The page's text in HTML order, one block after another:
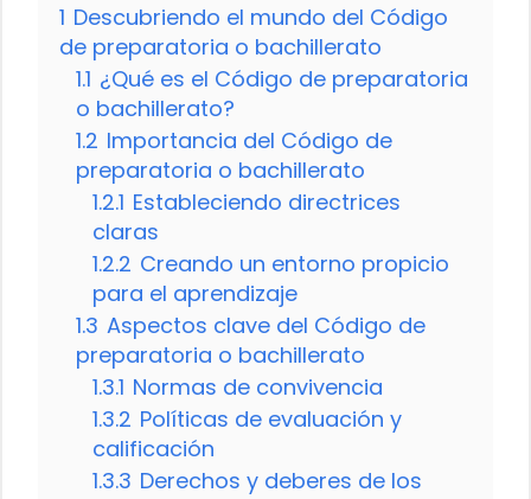
1 Descubriendo el mundo del Código
de preparatoria o bachillerato
1.1 ¿Qué es el Código de preparatoria
o bachillerato?
1.2 Importancia del Código de
preparatoria o bachillerato
1.2.1 Estableciendo directrices
claras
1.2.2 Creando un entorno propicio
para el aprendizaje
1.3 Aspectos clave del Código de
preparatoria o bachillerato
1.3.1 Normas de convivencia
1.3.2 Políticas de evaluación y
calificación
1.3.3 Derechos y deberes de los